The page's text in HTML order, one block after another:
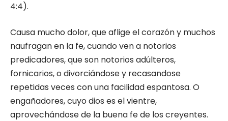
4:4).
Causa mucho dolor, que aflige el corazón y muchos
naufragan en la fe, cuando ven a notorios
predicadores, que son notorios adúlteros,
fornicarios, o divorciándose y recasandose
repetidas veces con una facilidad espantosa. O
engañadores, cuyo dios es el vientre,
aprovechándose de la buena fe de los creyentes.